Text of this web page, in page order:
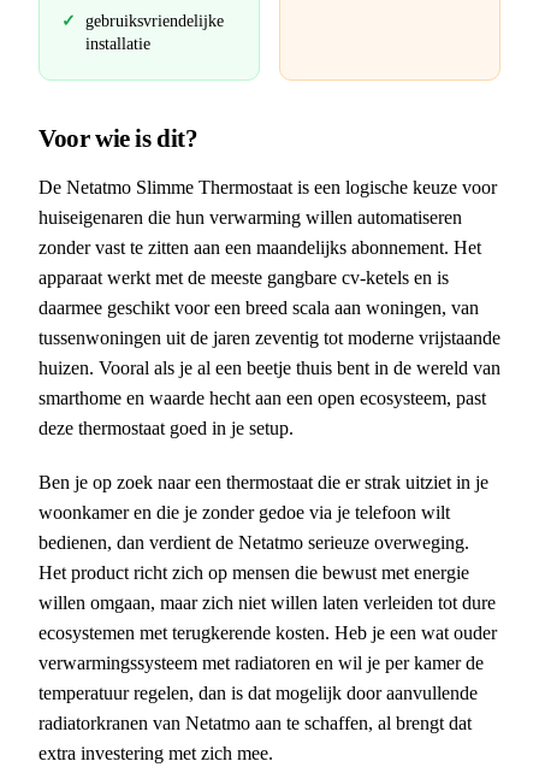
gebruiksvriendelijke
installatie
Voor wie is dit?
De Netatmo Slimme Thermostaat is een logische keuze voor
huiseigenaren die hun verwarming willen automatiseren
zonder vast te zitten aan een maandelijks abonnement. Het
apparaat werkt met de meeste gangbare cv-ketels en is
daarmee geschikt voor een breed scala aan woningen, van
tussenwoningen uit de jaren zeventig tot moderne vrijstaande
huizen. Vooral als je al een beetje thuis bent in de wereld van
smarthome en waarde hecht aan een open ecosysteem, past
deze thermostaat goed in je setup.
Ben je op zoek naar een thermostaat die er strak uitziet in je
woonkamer en die je zonder gedoe via je telefoon wilt
bedienen, dan verdient de Netatmo serieuze overweging.
Het product richt zich op mensen die bewust met energie
willen omgaan, maar zich niet willen laten verleiden tot dure
ecosystemen met terugkerende kosten. Heb je een wat ouder
verwarmingssysteem met radiatoren en wil je per kamer de
temperatuur regelen, dan is dat mogelijk door aanvullende
radiatorkranen van Netatmo aan te schaffen, al brengt dat
extra investering met zich mee.